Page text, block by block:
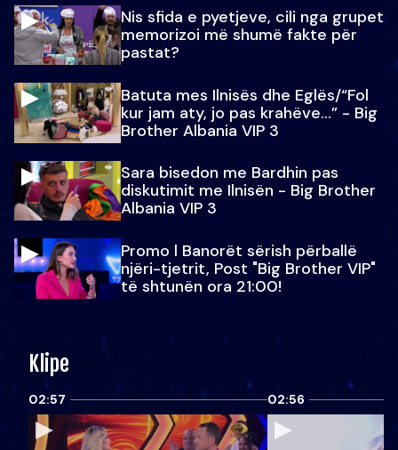
Nis sfida e pyetjeve, cili nga grupet
memorizoi më shumë fakte për
pastat?
Batuta mes Ilnisës dhe Eglës/“Fol
kur jam aty, jo pas krahëve…” - Big
Brother Albania VIP 3
Sara bisedon me Bardhin pas
diskutimit me Ilnisën - Big Brother
Albania VIP 3
Promo l Banorët sërish përballë
njëri-tjetrit, Post "Big Brother VIP"
të shtunën ora 21:00!
Klipe
02:57 02:56